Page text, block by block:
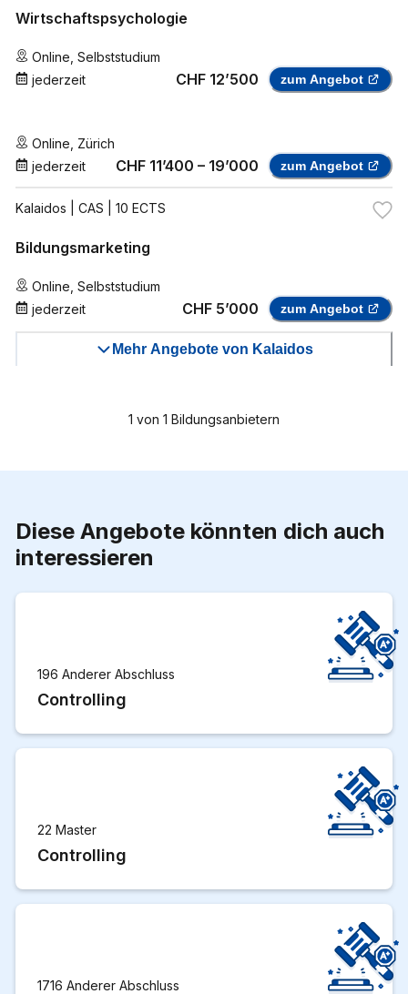
Wirtschaftspsychologie
Online Selbststudium
jederzeit
CHF 12’500 zum Angebot
Online Zürich
jederzeit
CHF 11’400 – 19’000 zum Angebot
Kalaidos | CAS | 10 ECTS
Bildungsmarketing
Online Selbststudium
jederzeit
CHF 5’000 zum Angebot
Mehr Angebote von Kalaidos
1 von 1 Bildungsanbietern
Diese Angebote könnten dich auch
interessieren
196 Anderer Abschluss
Controlling
22 Master
Controlling
1716 Anderer Abschluss